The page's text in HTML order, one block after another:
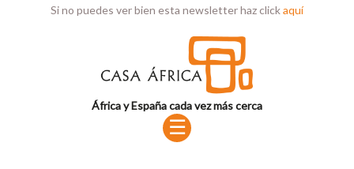
Si no puedes ver bien esta newsletter haz clickaquí
África y España cada vez más cerca
☰